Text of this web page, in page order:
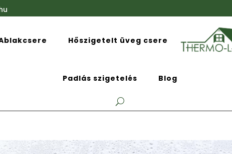
Hőszigetelt üveg csere
Padlás szigetelés Blog